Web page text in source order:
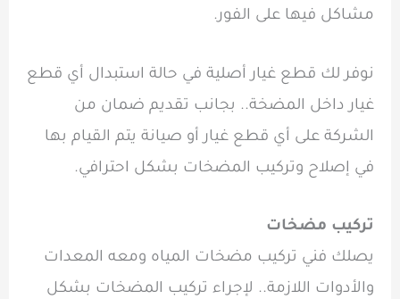
مشاكل فيها على الفور.
نوفر لك قطع غيار أصلية في حالة استبدال أي قطع
غيار داخل المضخة.. بجانب تقديم ضمان من
الشركة على أي قطع غيار أو صيانة يتم القيام بها
في إصلاح وتركيب المضخات بشكل احترافي.
تركيب مضخات
يصلك فني تركيب مضخات المياه ومعه المعدات
والأدوات اللازمة.. لإجراء تركيب المضخات بشكل